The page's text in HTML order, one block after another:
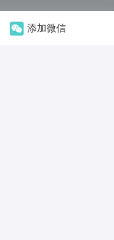
添加微信